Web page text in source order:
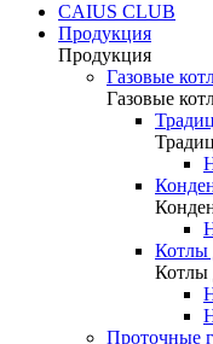
CAIUS CLUB
Продукция
Продукция
Газовые
Газовые
Котлы
Котлы
Проточные